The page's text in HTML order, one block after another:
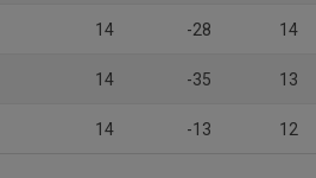
14 -28 14
14 -35 13
14 -13 12